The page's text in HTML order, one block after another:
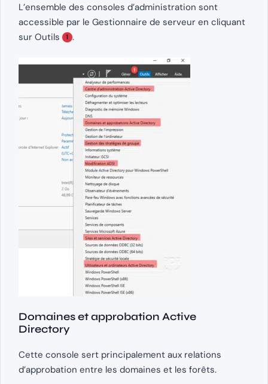
L’ensemble des consoles d’administration sont
accessible par le Gestionnaire de serveur en cliquant
sur Outils
1 .
Domaines et approbation Active
Directory
Cette console sert principalement aux relations
d’approbation entre les domaines et les forêts.